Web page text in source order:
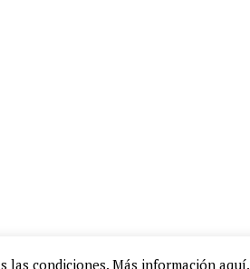
las condiciones. Más información aquí.